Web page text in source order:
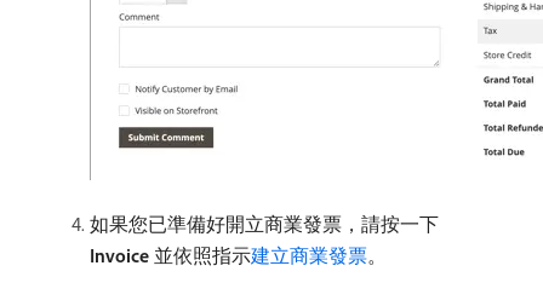
如果您已準備好開立商業發票，請按一下​
Invoice ​並依照指示建立商業發票。